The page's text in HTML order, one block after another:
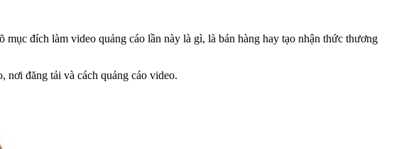
đích làm video quảng cáo lần này là gì, là bán hàng hay tạo nhận thức thương
nơi đăng tải và cách quảng cáo video.